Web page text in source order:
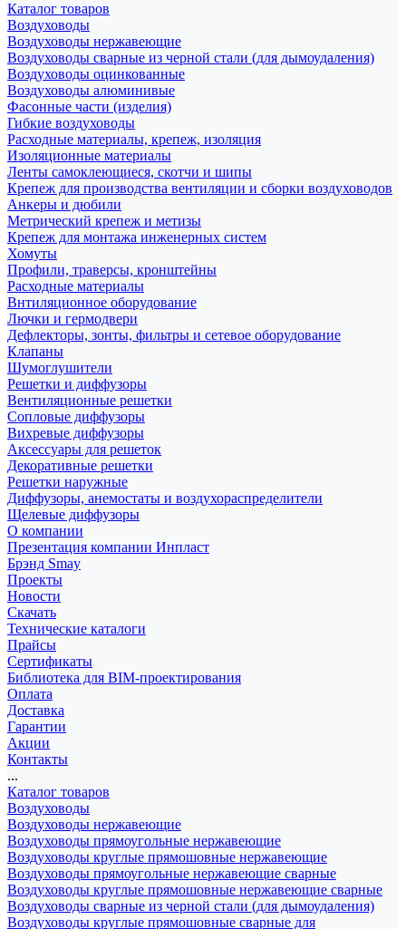
Каталог товаров
Воздуховоды
Воздуховоды нержавеющие
Воздуховоды сварные из черной стали (для дымоудаления)
Воздуховоды оцинкованные
Воздуховоды алюминивые
Фасонные части (изделия)
Гибкие воздуховоды
Расходные материалы, крепеж, изоляция
Изоляционные материалы
Ленты самоклеющиеся, скотчи и шипы
Крепеж для производства вентиляции и сборки воздуховодов
Анкеры и дюбили
Метрический крепеж и метизы
Крепеж для монтажа инженерных систем
Хомуты
Профили, траверсы, кронштейны
Расходные материалы
Внтиляционное оборудование
Лючки и гермодвери
Дефлекторы, зонты, фильтры и сетевое оборудование
Клапаны
Шумоглушители
Решетки и диффузоры
Вентиляционные решетки
Сопловые диффузоры
Вихревые диффузоры
Аксессуары для решеток
Декоративные решетки
Решетки наружные
Диффузоры, анемостаты и воздухораспределители
Щелевые диффузоры
О компании
Презентация компании Инпласт
Брэнд Smay
Проекты
Новости
Скачать
Технические каталоги
Прайсы
Сертификаты
Библиотека для BIM-проектирования
Оплата
Доставка
Гарантии
Акции
Контакты
...
Каталог товаров
Воздуховоды
Воздуховоды нержавеющие
Воздуховоды прямоугольные нержавеющие
Воздуховоды круглые прямошовные нержавеющие
Воздуховоды прямоугольные нержавеющие сварные
Воздуховоды круглые прямошовные нержавеющие сварные
Воздуховоды сварные из черной стали (для дымоудаления)
Воздуховоды круглые прямошовные сварные для